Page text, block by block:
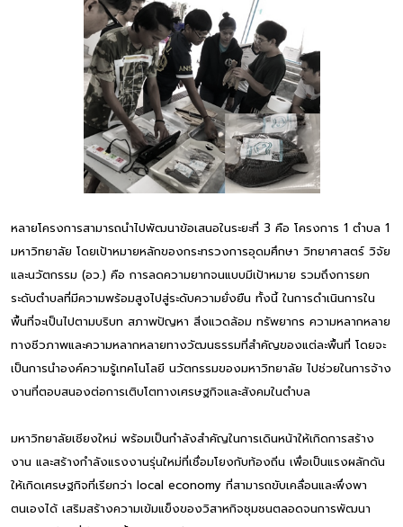
หลายโครงการสามารถนำไปพัฒนาข้อเสนอในระยะที่ 3 คือ โครงการ 1 ตำบล 1
มหาวิทยาลัย โดยเป้าหมายหลักของกระทรวงการอุดมศึกษา วิทยาศาสตร์ วิจัย
และนวัตกรรม (อว.) คือ การลดความยากจนแบบมีเป้าหมาย รวมถึงการยก
ระดับตำบลที่มีความพร้อมสูงไปสู่ระดับความยั่งยืน ทั้งนี้ ในการดำเนินการใน
พื้นที่จะเป็นไปตามบริบท สภาพปัญหา สิ่งแวดล้อม ทรัพยากร ความหลากหลาย
ทางชีวภาพและความหลากหลายทางวัฒนธรรมที่สำคัญของแต่ละพื้นที่ โดยจะ
เป็นการนำองค์ความรู้เทคโนโลยี นวัตกรรมของมหาวิทยาลัย ไปช่วยในการจ้าง
งานที่ตอบสนองต่อการเติบโตทางเศรษฐกิจและสังคมในตำบล
มหาวิทยาลัยเชียงใหม่ พร้อมเป็นกำลังสำคัญในการเดินหน้าให้เกิดการสร้าง
งาน และสร้างกำลังแรงงานรุ่นใหม่ที่เชื่อมโยงกับท้องถิ่น เพื่อเป็นแรงผลักดัน
ให้เกิดเศรษฐกิจที่เรียกว่า local economy ที่สามารถขับเคลื่อนและพึ่งพา
ตนเองได้ เสริมสร้างความเข้มแข็งของวิสาหกิจชุมชนตลอดจนการพัฒนา